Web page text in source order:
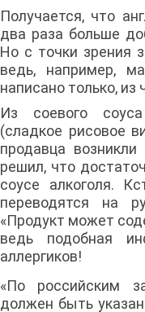
Получается, что
два раза больше
Но с точки зрения
ведь, например,
написано только, из
Из соевого
(сладкое рисовое
продавца
решил, что
соусе алкоголя.
переводятся на
«Продукт может
ведь подобная
аллергиков!
«По российским
должен быть